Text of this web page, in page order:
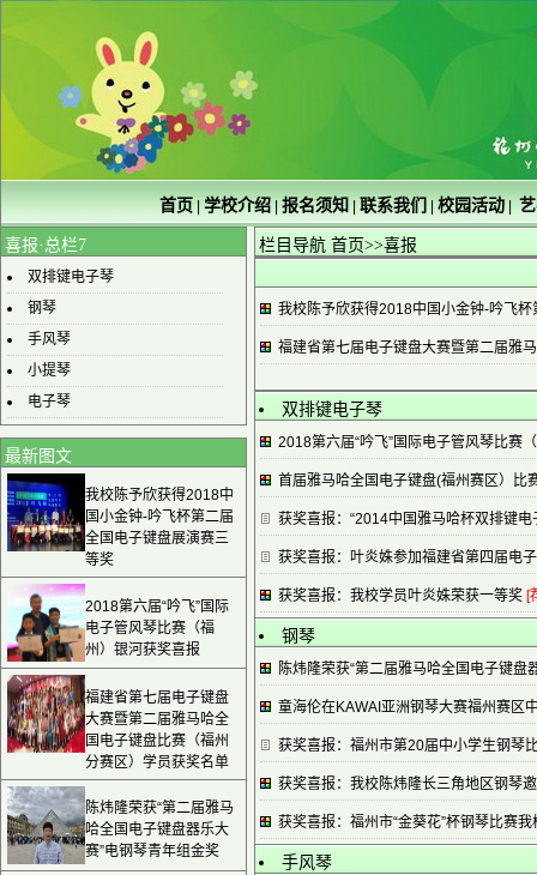
首页 学校介绍 报名须知 联系我们 校园活动
喜报·总栏7
双排键电子琴
钢琴
手风琴
小提琴
电子琴
最新图文
我校陈予欣获得2018中
国小金钟-吟飞杯第二届
全国电子键盘展演赛三
等奖
2018第六届“吟飞”国际
电子管风琴比赛（福
州）银河获奖喜报
福建省第七届电子键盘
大赛暨第二届雅马哈全
国电子键盘比赛（福州
分赛区）学员获奖名单
陈炜隆荣获“第二届雅马
哈全国电子键盘器乐大
赛”电钢琴青年组金奖
栏目导航 首页>>喜报
我校陈予欣获得2018中国小金钟-吟飞
福建省第七届电子键盘大赛暨第二届雅
双排键电子琴
2018第六届“吟飞”国际电子管风琴比赛
首届雅马哈全国电子键盘(福州赛区）比
获奖喜报：“2014中国雅马哈杯双排键
获奖喜报：叶炎姝参加福建省第四届电
获奖喜报：我校学员叶炎姝荣获一等奖 [
钢琴
陈炜隆荣获“第二届雅马哈全国电子键盘
童海伦在KAWAI亚洲钢琴大赛福州赛区
获奖喜报：福州市第20届中小学生钢琴
获奖喜报：我校陈炜隆长三角地区钢琴
获奖喜报：福州市“金葵花”杯钢琴比赛
手风琴